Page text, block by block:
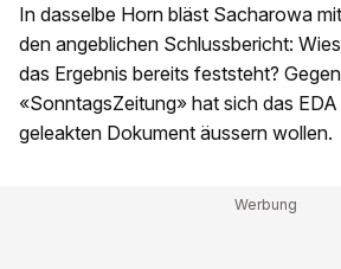
In dasselbe Horn bläst Sacharowa
den angeblichen Schlussbericht:
das Ergebnis bereits feststeht?
«SonntagsZeitung» hat sich das
geleakten Dokument äussern wollen.